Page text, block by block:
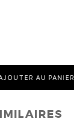
AU PANIER